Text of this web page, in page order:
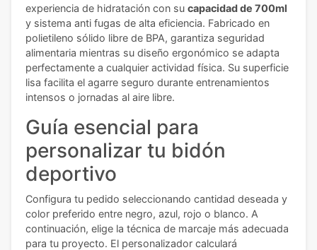
experiencia de hidratación con su capacidad de 700ml
y sistema anti fugas de alta eficiencia. Fabricado en
polietileno sólido libre de BPA, garantiza seguridad
alimentaria mientras su diseño ergonómico se adapta
perfectamente a cualquier actividad física. Su superficie
lisa facilita el agarre seguro durante entrenamientos
intensos o jornadas al aire libre.
Guía esencial para
personalizar tu bidón
deportivo
Configura tu pedido seleccionando cantidad deseada y
color preferido entre negro, azul, rojo o blanco. A
continuación, elige la técnica de marcaje más adecuada
para tu proyecto. El personalizador calculará